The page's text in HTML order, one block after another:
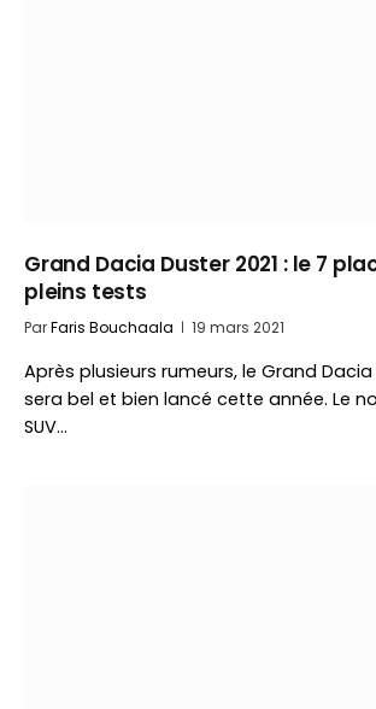
Grand Dacia Duster 2021 : le 7
pleins tests
ParFaris Bouchaala 19 mars 2021
Après plusieurs rumeurs, le Grand
sera bel et bien lancé cette année. Le
SUV…